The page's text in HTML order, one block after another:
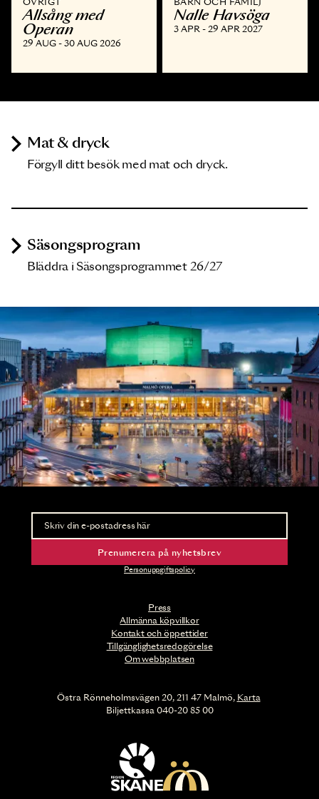
ÖVRIGT
Allsång med
Operan
29 AUG - 30 AUG 2026
BARN OCH FAMILJ
Nalle Havsöga
3 APR - 29 APR 2027
Mat & dryck
Förgyll ditt besök med mat och dryck.
Säsongsprogram
Bläddra i Säsongsprogrammet 26/27
Press
Allmänna köpvillkor
Kontakt och öppettider
Tillgänglighetsredogörelse
Om webbplatsen
Nyhetsbrev
Ta del av förhandsinformation och biljettsläpp.
Prenumerera på nyhetsbrev
Personuppgiftspolicy
Östra Rönneholmsvägen 20, 211 47 Malmö, Karta
Biljettkassa 040-20 85 00